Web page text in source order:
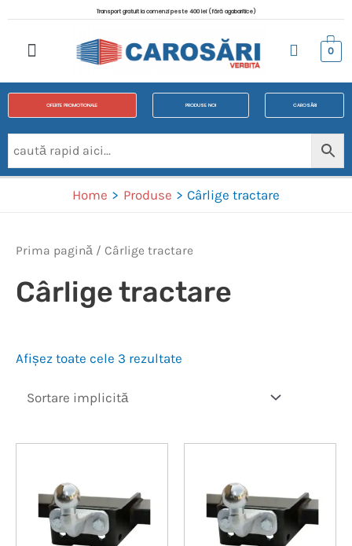
Transport gratuit la comenzi peste 400 lei (fără agabaritice)
0
OFERTE PROMOTIONALE PRODUSE NOI CAROSĂRI
Home Produse Cârlige tractare
Prima pagină / Cârlige tractare
Cârlige tractare
Afișez toate cele 3 rezultate